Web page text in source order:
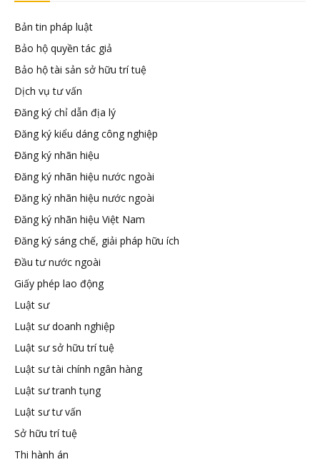
Đại
diện
hữu
tuệ
Bản tin pháp luật
Bảo hộ quyền tác giả
Bảo hộ tài sản sở hữu trí tuệ
Dịch vụ tư vấn
Đăng ký chỉ dẫn địa lý
Đăng ký kiểu dáng công nghiệp
Đăng ký nhãn hiệu
Đăng ký nhãn hiệu nước ngoài
Đăng ký nhãn hiệu nước ngoài
Đăng ký nhãn hiệu Việt Nam
Đăng ký sáng chế, giải pháp hữu ích
Đầu tư nước ngoài
Giấy phép lao động
Luật sư
Luật sư doanh nghiệp
Luật sư sở hữu trí tuệ
Luật sư tài chính ngân hàng
Luật sư tranh tụng
Luật sư tư vấn
Sở hữu trí tuệ
Thi hành án